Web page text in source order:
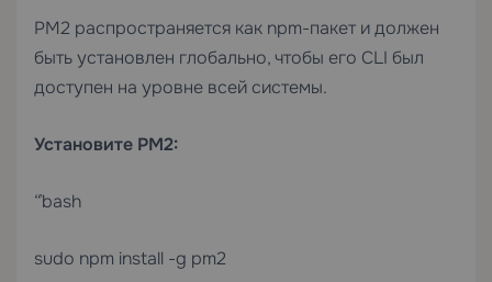
PM2 распространяется как npm-пакет и должен
быть установлен глобально, чтобы его CLI был
доступен на уровне всей системы.
Установите PM2:
“`bash
sudo npm install -g pm2